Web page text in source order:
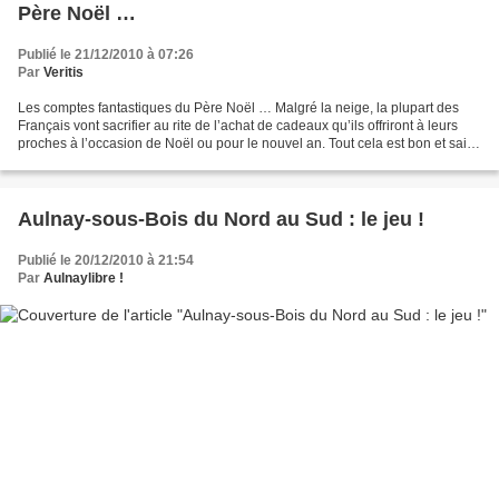
Père Noël …
Publié le 21/12/2010 à 07:26
Par Veritis
Les comptes fantastiques du Père Noël … Malgré la neige, la plupart des
Français vont sacrifier au rite de l’achat de cadeaux qu’ils offriront à leurs
proches à l’occasion de Noël ou pour le nouvel an. Tout cela est bon et sain
Aulnay-sous-Bois du Nord au Sud : le jeu !
Publié le 20/12/2010 à 21:54
Par Aulnaylibre !